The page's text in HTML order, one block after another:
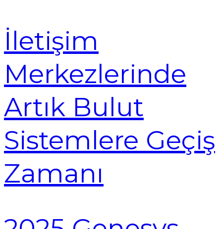
İletişim
Merkezlerinde
Artık Bulut
Sistemlere Geçiş
Zamanı